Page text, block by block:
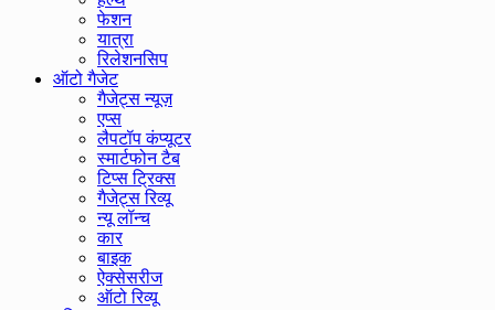
फेशन
यात्रा
रिलेशनसिप
ऑटो गैजेट
गैजेट्स न्यूज़
एप्स
लैपटॉप कंप्यूटर
स्मार्टफोन टैब
टिप्स ट्रिक्स
गैजेट्स रिव्यू
न्यू लॉन्च
कार
बाइक
ऐक्सेसरीज
ऑटो रिव्यू